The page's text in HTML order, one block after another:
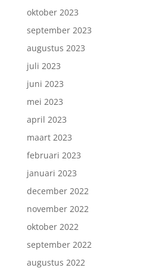
oktober 2023
september 2023
augustus 2023
juli 2023
juni 2023
mei 2023
april 2023
maart 2023
februari 2023
januari 2023
december 2022
november 2022
oktober 2022
september 2022
augustus 2022